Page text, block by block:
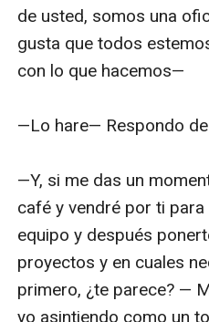
de usted, somos una
gusta que todos
con lo que hacemos—
—Lo hare— Respondo
—Y, si me das un
café y vendré por ti
equipo y después
proyectos y en cuales
primero, ¿te parece? —
yo asintiendo como un